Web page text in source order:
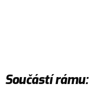
Součástí rámu: